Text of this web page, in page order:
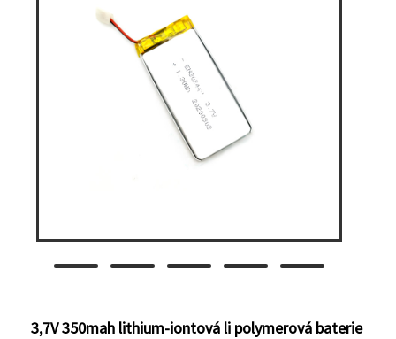
3,7V 350mah lithium-iontová li polymerová baterie